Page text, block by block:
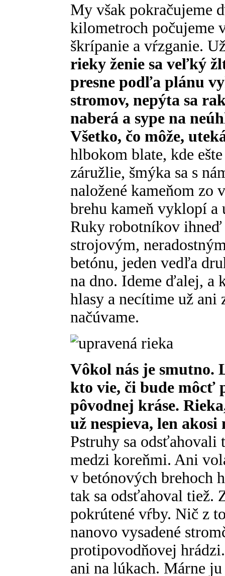
My však pokračujeme
kilometroch počujeme
škrípanie a vŕzganie.
rieky ženie sa veľký
presne podľa plánu
stromov, nepýta sa
naberá a sype na
Všetko, čo môže,
hlbokom blate, kde
záružlie, šmýka sa s
naložené kameňom zo
brehu kameň vyklopí
Ruky robotníkov ihneď
strojovým,
betónu, jeden vedľa
na dno. Ideme ďalej, a
hlasy a necítime už ani
načúvame.
Vôkol nás je smutno.
kto vie, či bude môcť
pôvodnej kráse.
už nespieva, len
Pstruhy sa odsťahovali
medzi koreňmi. Ani
v betónových brehoch
tak sa odsťahoval tiež.
pokrútené vŕby. Nič z
nanovo vysadené
protipovodňovej
ani na lúkach. Márne